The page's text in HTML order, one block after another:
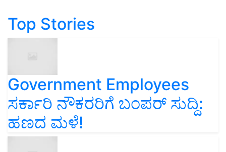
Top Stories
Government Employees
ಸರ್ಕಾರಿ ನೌಕರರಿಗೆ ಬಂಪರ್‌ ಸುದ್ದಿ:
ಹಣದ ಮಳೆ!